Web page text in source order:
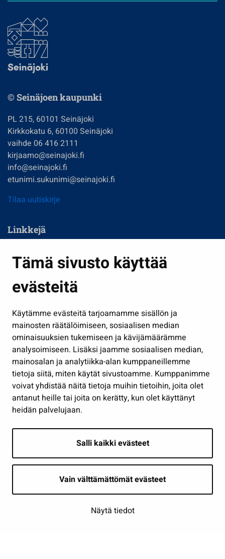
Tämä sivusto käyttää
evästeitä
Käytämme evästeitä tarjoamamme sisällön ja
mainosten räätälöimiseen, sosiaalisen median
ominaisuuksien tukemiseen ja kävijämäärämme
analysoimiseen. Lisäksi jaamme sosiaalisen median,
mainosalan ja analytiikka-alan kumppaneillemme
tietoja siitä, miten käytät sivustoamme. Kumppanimme
voivat yhdistää näitä tietoja muihin tietoihin, joita olet
antanut heille tai joita on kerätty, kun olet käyttänyt
heidän palvelujaan.
Salli kaikki evästeet
Vain välttämättömät evästeet
Näytä tiedot
© Seinäjoen kaupunki
PL 215, 60101 Seinäjoki
Kirkkokatu 6, 60100 Seinäjoki
vaihde 06 416 2111
kirjaamo@seinajoki.fi
info@seinajoki.fi
etunimi.sukunimi@seinajoki.fi
Tilaa uutiskirje
Linkkejä
Kasvatus ja opetus
Kulttuuri ja liikunta
Työ ja yrittäminen
Osallistu ja asioi
Näytä omat evästeasetukseni
Seuraa meitä
Saavutettavuusseloste | © Seinäjoki 2026